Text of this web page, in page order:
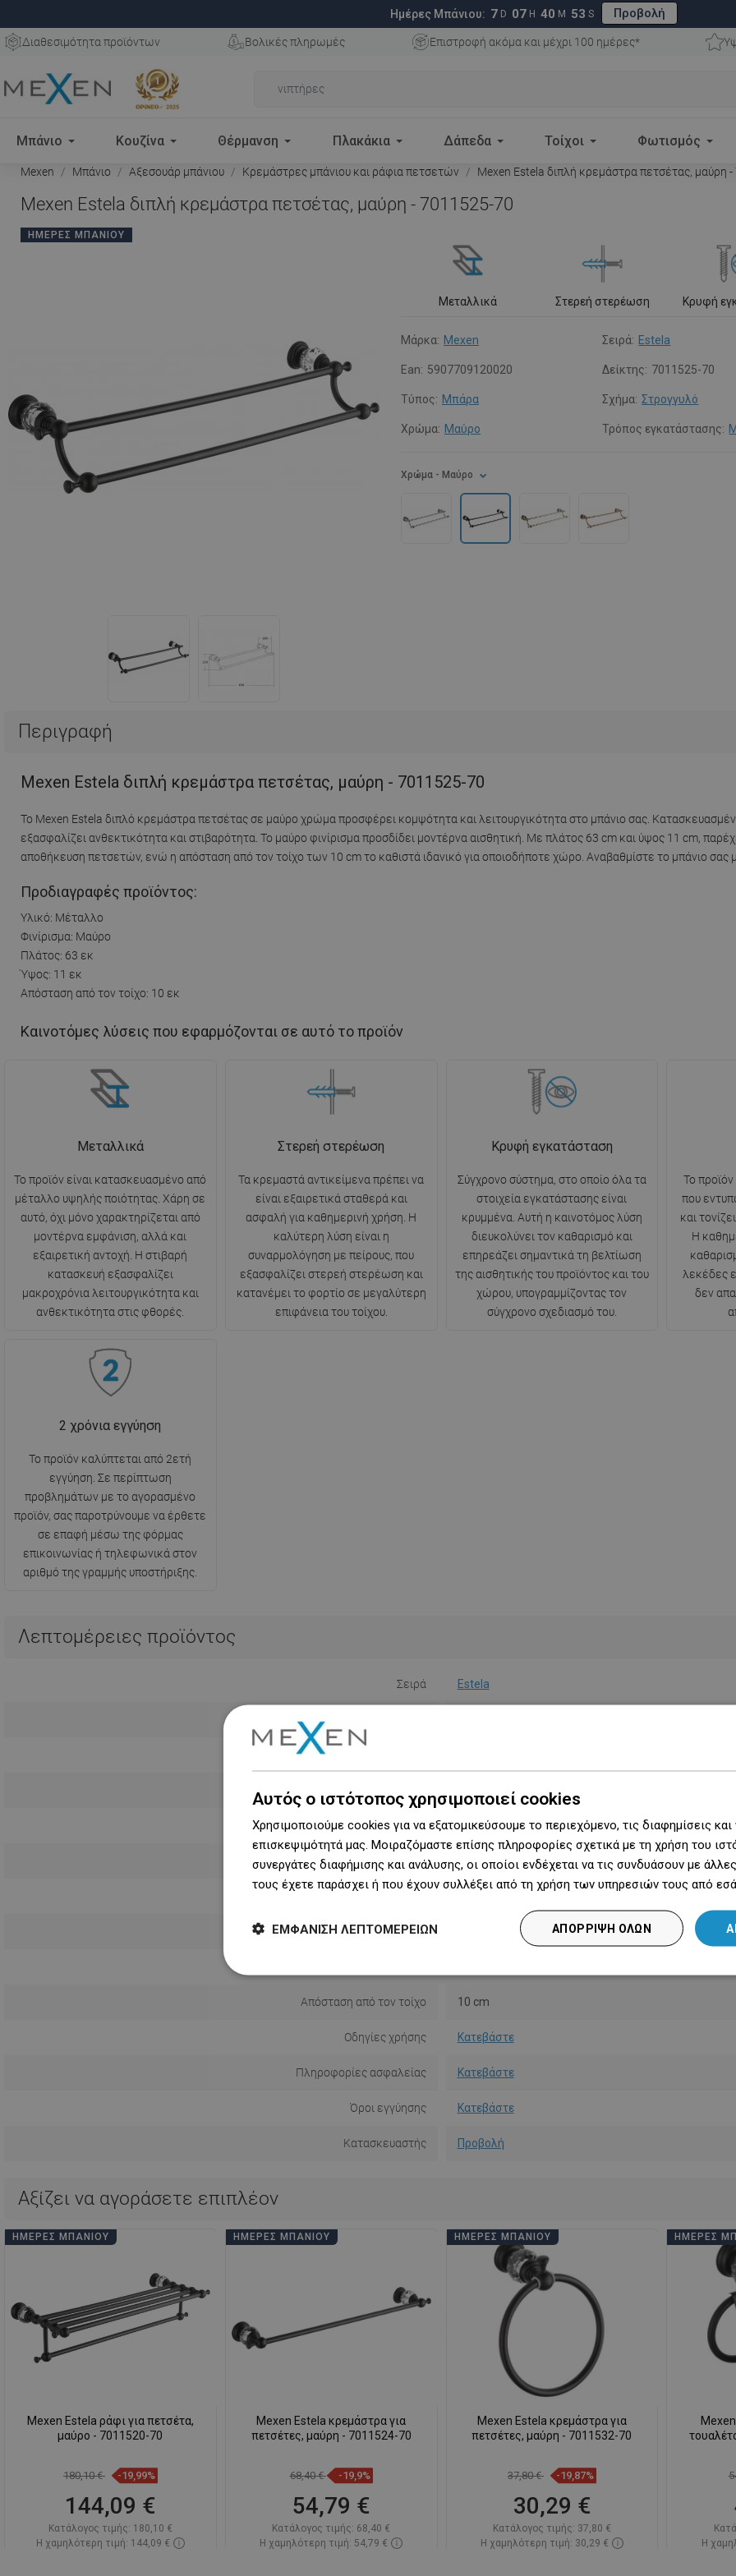
Ημέρες Μπάνιου: 7 D 07 H 40 M 52 S Προβολή
Διαθεσιμότητα προϊόντων Βολικές πληρωμές Επιστροφή ακόμα και μέχρι 100 ημέρες*
Μπάνιο Κουζίνα Θέρμανση Πλακάκια Δάπεδα Τοίχοι Φωτισμός
Mexen Μπάνιο Αξεσουάρ μπάνιου Κρεμάστρες μπάνιου και ράφια πετσετών Mexen Estela διπλή κρεμάστρα πετσέτας, μαύρη
Mexen Estela διπλή κρεμάστρα πετσέτας, μαύρη - 7011525-70
ΗΜΈΡΕΣ ΜΠΆΝΙΟΥ
Μεταλλικά Στερεή στερέωση Κρυφή
Μάρκα: Mexen Σειρά: Estela
Ean: 5907709120020 Δείκτης: 7011525-70
Τύπος: Μπάρα Σχήμα: Στρογγυλό
Χρώμα: Μαύρο Τρόπος εγκατάστασης:
Χρώμα - Μαύρο
Περιγραφή
Mexen Estela διπλή κρεμάστρα πετσέτας, μαύρη - 7011525-70
Το Mexen Estela διπλό κρεμάστρα πετσέτας σε μαύρο χρώμα προσφέρει κομψότητα και λειτουργικότητα στο μπάνιο σας.
εξασφαλίζει ανθεκτικότητα και στιβαρότητα. Το μαύρο φινίρισμα προσδίδει μοντέρνα αισθητική. Με πλάτος 63 cm και ύψος 11 cm,
αποθήκευση πετσετών, ενώ η απόσταση από τον τοίχο των 10 cm το καθιστά ιδανικό για οποιοδήποτε χώρο. Αναβαθμίστε το μπάνιο σας
Προδιαγραφές προϊόντος:
Υλικό: Μέταλλο
Φινίρισμα: Μαύρο
Πλάτος: 63 εκ
Ύψος: 11 εκ
Απόσταση από τον τοίχο: 10 εκ
Καινοτόμες λύσεις που εφαρμόζονται σε αυτό το προϊόν
Μεταλλικά
Το προϊόν είναι κατασκευασμένο από
μέταλλο υψηλής ποιότητας. Χάρη σε
αυτό, όχι μόνο χαρακτηρίζεται από
μοντέρνα εμφάνιση, αλλά και
εξαιρετική αντοχή. Η στιβαρή
κατασκευή εξασφαλίζει
μακροχρόνια λειτουργικότητα και
ανθεκτικότητα στις φθορές.
Στερεή στερέωση
Τα κρεμαστά αντικείμενα πρέπει να
είναι εξαιρετικά σταθερά και
ασφαλή για καθημερινή χρήση. Η
καλύτερη λύση είναι η
συναρμολόγηση με πείρους, που
εξασφαλίζει στερεή στερέωση και
κατανέμει το φορτίο σε μεγαλύτερη
επιφάνεια του τοίχου.
Κρυφή εγκατάσταση
Σύγχρονο σύστημα, στο οποίο όλα τα
στοιχεία εγκατάστασης είναι
κρυμμένα. Αυτή η καινοτόμος λύση
διευκολύνει τον καθαρισμό και
επηρεάζει σημαντικά τη βελτίωση
της αισθητικής του προϊόντος και του
χώρου, υπογραμμίζοντας τον
σύγχρονο σχεδιασμό του.
Το προϊόν
που
και
Η
λεκέδες
δεν
2 χρόνια εγγύηση
Το προϊόν καλύπτεται από 2ετή
εγγύηση. Σε περίπτωση
προβλημάτων με το αγορασμένο
προϊόν, σας παροτρύνουμε να έρθετε
σε επαφή μέσω της φόρμας
επικοινωνίας ή τηλεφωνικά στον
αριθμό της γραμμής υποστήριξης.
Λεπτομέρειες προϊόντος
Σειρά Estela
Χρώμα Μαύρο
Υλικό Μέταλλο
Τρόπος εγκατάστασης
Απόσταση από τον τοίχο 10 cm
Οδηγίες χρήσης Κατεβάστε
Πληροφορίες ασφαλείας Κατεβάστε
Όροι εγγύησης Κατεβάστε
Κατασκευαστής Προβολή
Αξίζει να αγοράσετε επιπλέον
ΗΜΈΡΕΣ ΜΠΆΝΙΟΥ
Mexen Estela ράφι για πετσέτα,
μαύρο - 7011520-70
180,10 € -19,99%
144,09 €
Κατάλογος τιμής: 180,10 €
Η χαμηλότερη τιμή: 144,09 €
ΗΜΈΡΕΣ ΜΠΆΝΙΟΥ
Mexen Estela κρεμάστρα για
πετσέτες, μαύρη - 7011524-70
68,40 € -19,9%
54,79 €
Κατάλογος τιμής: 68,40 €
Η χαμηλότερη τιμή: 54,79 €
ΗΜΈΡΕΣ ΜΠΆΝΙΟΥ
Mexen Estela κρεμάστρα για
πετσέτες, μαύρη - 7011532-70
37,80 € -19,87%
30,29 €
Κατάλογος τιμής: 37,80 €
Η χαμηλότερη τιμή: 30,29 €
ΗΜΈΡΕΣ
Η
Αυτός ο ιστότοπος χρησιμοποιεί cookies
Χρησιμοποιούμε cookies για να εξατομικεύσουμε το περιεχόμενο, τις διαφημίσεις
επισκεψιμότητά μας. Μοιραζόμαστε επίσης πληροφορίες σχετικά με τη χρήση του
συνεργάτες διαφήμισης και ανάλυσης, οι οποίοι ενδέχεται να τις συνδυάσουν με
τους έχετε παράσχει ή που έχουν συλλέξει από τη χρήση των υπηρεσιών τους από
ΑΠΌΡΡΙΨΗ ΌΛΩΝ
ΕΜΦΆΝΙΣΗ ΛΕΠΤΟΜΕΡΕΙΏΝ